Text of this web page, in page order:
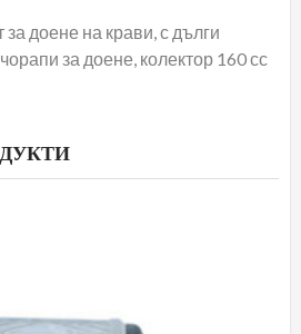
доене на крави, с дълги
за доене, колектор 160 сс